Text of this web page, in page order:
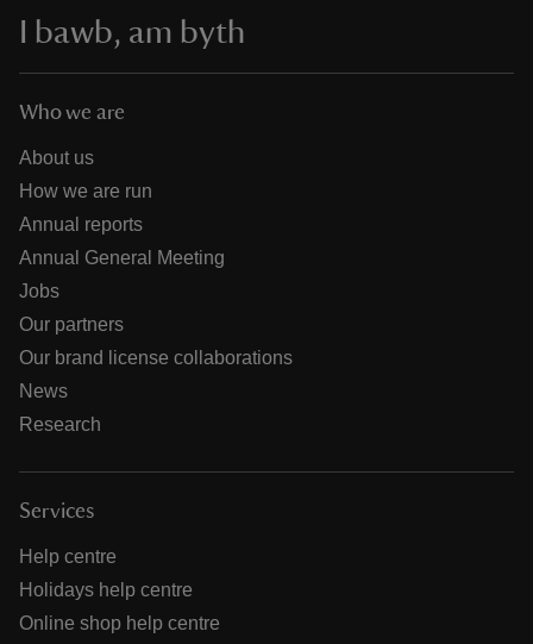
I bawb, am byth
Who we are
About us
How we are run
Annual reports
Annual General Meeting
Jobs
Our partners
Our brand license collaborations
News
Research
Services
Help centre
Holidays help centre
Online shop help centre